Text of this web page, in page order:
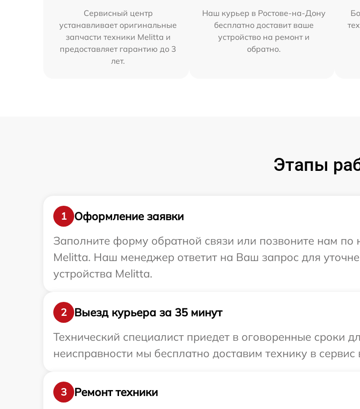
Сервисный центр
устанавливает оригинальные
запчасти техники Melitta и
предоставляет гарантию до 3
лет.
Наш курьер в Ростове-на-Дону
бесплатно доставит ваше
устройство на ремонт и
обратно.
Этапы
1
Оформление заявки
Заполните форму обратной связи или позвоните нам по
Melitta. Наш менеджер ответит на Ваш запрос для
устройства Melitta.
2
Выезд курьера за 35 минут
Технический специалист приедет в оговоренные сроки
неисправности мы бесплатно доставим технику в
3
Ремонт техники